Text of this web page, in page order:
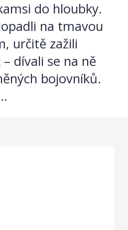
do hloubky.
na tmavou
určitě zažili
dívali se na ně
bojovníků.